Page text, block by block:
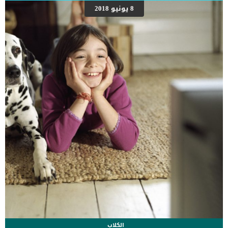
الذي يغلق فيه الفك. يحدث هذا بسبب تهيج العصب القريب من الحجاب
الحاجز. يمكن ان تلاحظ حدوث زغطة القطط لأسباب متنوعة – كثيرًا
بالطريقة نفسها التي يتبعها البشر – وأكثرها شيوعًا هي الإفراط في
تناول الطعام أو تناول الطعام بسرعة كبيرة جدًا. تميل القطط إلى عدم
مضغ الطعام بشكل صحيح، مما يؤدي إلى ابتلاع […]
8 يونيو 2018
الكلاب